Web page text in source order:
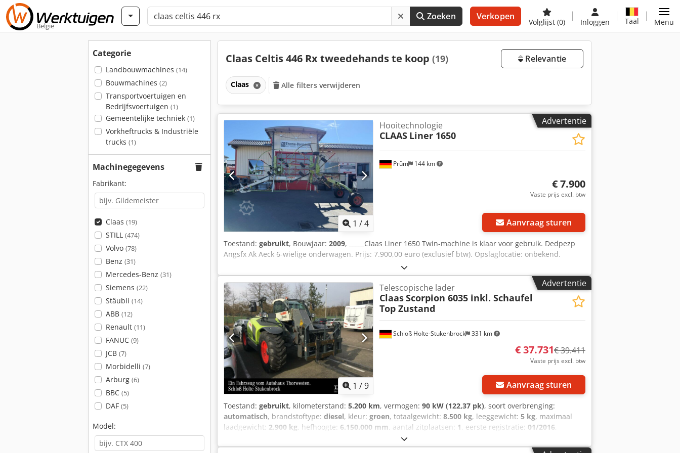
België
Zoeken Verkopen
Volglijst (0) Inloggen Taal Menu
Categorie
Landbouwmachines (14)
Bouwmachines (2)
Transportvoertuigen en
Bedrijfsvoertuigen (1)
Gemeentelijke techniek (1)
Vorkheftrucks & Industriële
trucks (1)
Machinegegevens
Fabrikant:
Claas (19)
STILL (474)
Volvo (78)
Benz (31)
Mercedes-Benz (31)
Siemens (22)
Stäubli (14)
ABB (12)
Renault (11)
FANUC (9)
JCB (7)
Morbidelli (7)
Arburg (6)
BBC (5)
DAF (5)
Model:
Claas Celtis 446 Rx tweedehands te koop (19) Relevantie
Claas Alle filters verwijderen
Advertentie
1 /4
Prüm 144 km
Hooitechnologie
CLAAS Liner 1650
€ 7.900
Vaste prijs excl. btw
Aanvraag sturen
Toestand: gebruikt, Bouwjaar: 2009, _____Claas Liner 1650 Twin-machine is klaar voor gebruik. Dedpezp
Angsfx Ak Aeck 6-wielige onderwagen. Prijs: 7.900,00 euro (exclusief btw). Opslaglocatie: onbekend.
Advertentie
1 /9
Schloß Holte-Stukenbrock 331 km
Telescopische lader
ClaasScorpion 6035 inkl. Schaufel
Top Zustand
€ 37.731€ 39.411
Vaste prijs excl. btw
Aanvraag sturen
Toestand: gebruikt, kilometerstand: 5.200 km, vermogen: 90 kW (122,37 pk), soort overbrenging:
automatisch, brandstoftype: diesel, kleur: groen, totaalgewicht: 8.500 kg, leeggewicht: 5 kg, maximaal
laadgewicht: 2.900 kg, hefhoogte: 6.150.000 mm, aantal zitplaatsen: 1, eerste registratie: 01/2016,
, bestuurderscabine:
m, banden nieuw en zo goed als nieuw, diverse hydraulische aansluitingen vernieuwd, hefvermogen